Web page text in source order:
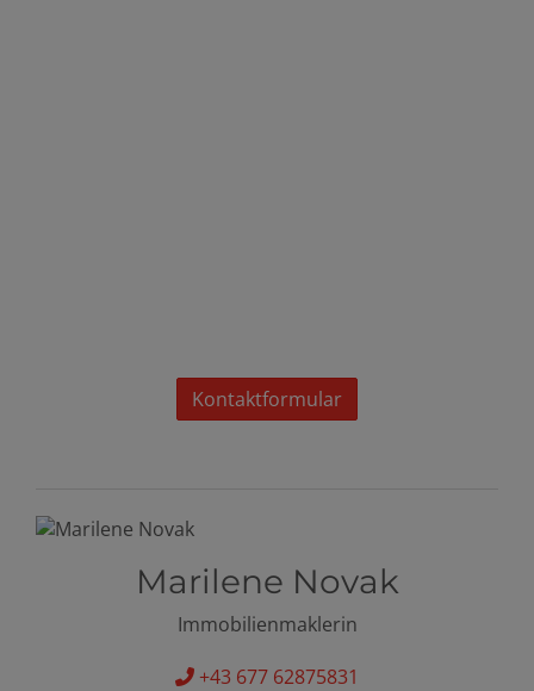
Kontaktformular
Marilene Novak
Immobilienmaklerin
+43 677 62875831